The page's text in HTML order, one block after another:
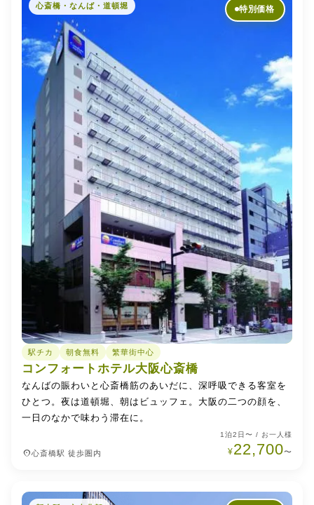
心斎橋・なんば・道頓堀 特別価格
駅チカ 朝食無料 繁華街中心
コンフォートホテル大阪心斎橋
なんばの賑わいと心斎橋筋のあいだに、深呼吸できる客室を
ひとつ。夜は道頓堀、朝はビュッフェ。大阪の二つの顔を、
一日のなかで味わう滞在に。
place心斎橋駅 徒歩圏内
1泊2日〜 / お一人様
¥22,700〜